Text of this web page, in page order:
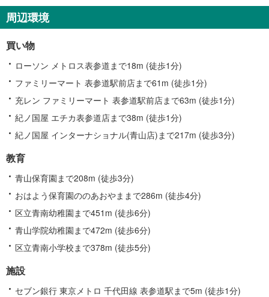
周辺環境
買い物
ローソン メトロス表参道まで18m (徒歩1分)
ファミリーマート 表参道駅前店まで61m (徒歩1分)
充レン ファミリーマート 表参道駅前店まで63m (徒歩1分)
紀ノ国屋 エチカ表参道店まで38m (徒歩1分)
紀ノ国屋 インターナショナル(青山店)まで217m (徒歩3分)
教育
青山保育園まで208m (徒歩3分)
おはよう保育園ののあおやままで286m (徒歩4分)
区立青南幼稚園まで451m (徒歩6分)
青山学院幼稚園まで472m (徒歩6分)
区立青南小学校まで378m (徒歩5分)
施設
セブン銀行 東京メトロ 千代田線 表参道駅まで5m (徒歩1分)